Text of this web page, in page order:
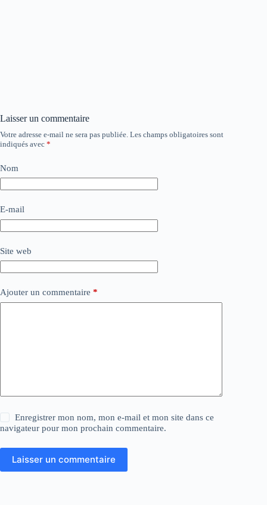
Laisser un commentaire
Votre adresse e-mail ne sera pas publiée. Les champs obligatoires sont
indiqués avec *
Nom
E-mail
Site web
Ajouter un commentaire *
Enregistrer mon nom, mon e-mail et mon site dans ce
navigateur pour mon prochain commentaire.
Laisser un commentaire